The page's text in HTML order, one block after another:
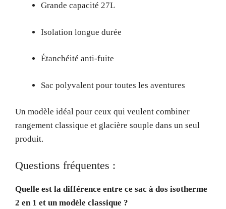
Grande capacité 27L
Isolation longue durée
Étanchéité anti-fuite
Sac polyvalent pour toutes les aventures
Un modèle idéal pour ceux qui veulent combiner
rangement classique et glacière souple dans un seul
produit.
Questions fréquentes :
Quelle est la différence entre ce sac à dos isotherme
2 en 1 et un modèle classique ?